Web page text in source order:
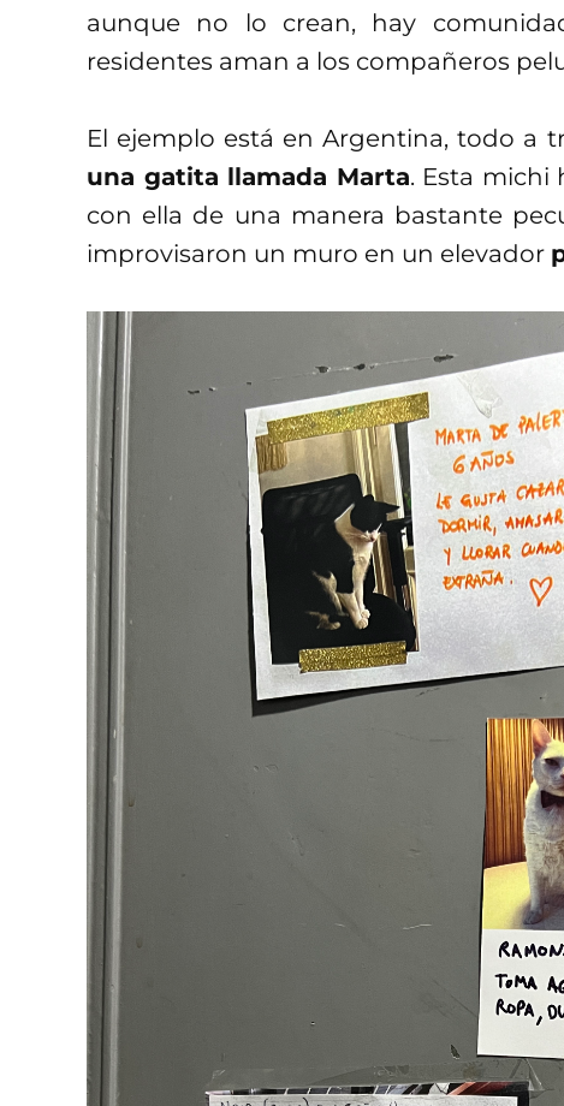
aunque no lo crean, hay
residentes aman a los compañeros
El ejemplo está en Argentina, todo a
una gatita llamada Marta. Esta michi
con ella de una manera bastante
improvisaron un muro en un elevador